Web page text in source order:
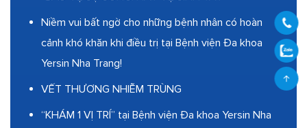
Niềm vui bất ngờ cho những bệnh nhân có hoàn
cảnh khó khăn khi điều trị tại Bệnh viện Đa khoa
Yersin Nha Trang!
VẾT THƯƠNG NHIỄM TRÙNG
“KHÁM 1 VỊ TRÍ” tại Bệnh viện Đa khoa Yersin Nha